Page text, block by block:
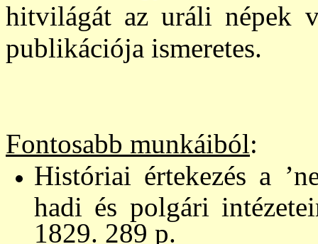
hitvilágát az uráli népek
publikációja ismeretes.
Fontosabb munkáiból:
Históriai értekezés a
hadi és polgári
1829. 289 p.